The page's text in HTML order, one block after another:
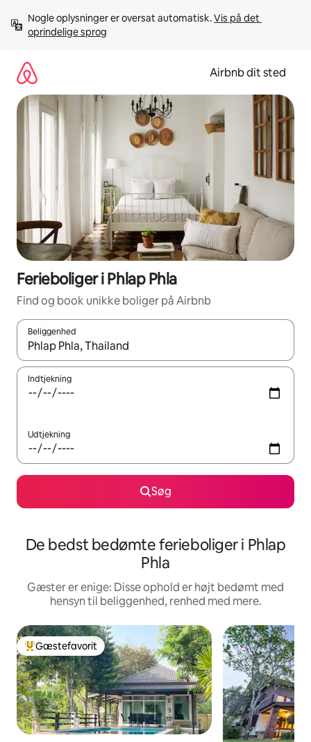
videre
Nogle oplysninger er oversat automatisk. Vis på det
oprindelige sprog
Airbnb dit sted
Ferieboliger i Phlap Phla
Find og book unikke boliger på Airbnb
Beliggenhed
Når resultaterne er tilgængelige, skal du navigere med
Indtjekning
Udtjekning
Søg
De bedst bedømte ferieboliger i Phlap
Phla
Gæster er enige: Disse ophold er højt bedømt med
hensyn til beliggenhed, renhed med mere.
Bedste gæstefavorit
Gæstefavorit